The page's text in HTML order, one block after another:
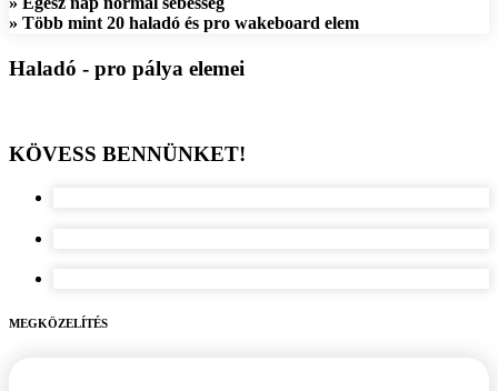
» Több mint 20 haladó és pro wakeboard elem
Haladó - pro pálya elemei
KÖVESS BENNÜNKET!
MEGKÖZELÍTÉS